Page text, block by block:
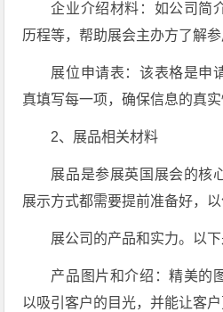
企业介绍材料：如公司简
历程等，帮助展会主办方了解
展位申请表：该表格是申
真填写每一项，确保信息的真
2、展品相关材料
展品是参展英国展会的核
展示方式都需要提前准备好，
展公司的产品和实力。以下
产品图片和介绍：精美的
以吸引客户的目光，并能让客